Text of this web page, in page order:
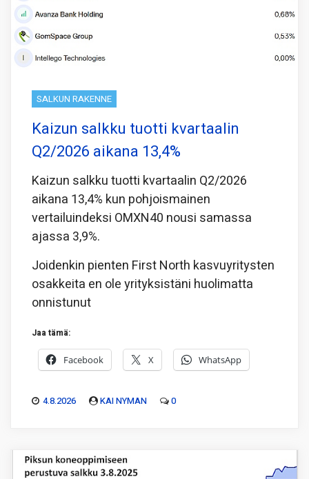
SALKUN RAKENNE
Kaizun salkku tuotti kvartaalin
Q2/2026 aikana 13,4%
Kaizun salkku tuotti kvartaalin Q2/2026
aikana 13,4% kun pohjoismainen
vertailuindeksi OMXN40 nousi samassa
ajassa 3,9%.
Joidenkin pienten First North kasvuyritysten
osakkeita en ole yrityksistäni huolimatta
onnistunut
Jaa tämä:
Facebook X WhatsApp
4.8.2026 KAI NYMAN 0